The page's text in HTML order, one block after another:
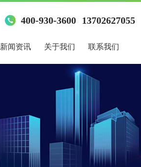
400-930-3600 13702627055
新闻资讯 关于我们 联系我们